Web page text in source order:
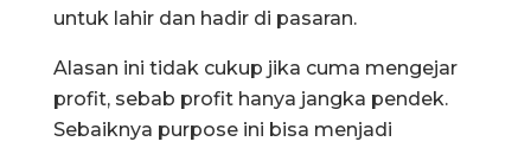
untuk lahir dan hadir di pasaran.
Alasan ini tidak cukup jika cuma mengejar
profit, sebab profit hanya jangka pendek.
Sebaiknya purpose ini bisa menjadi